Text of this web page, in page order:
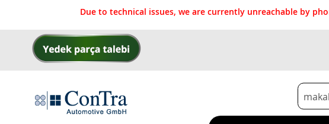
Due to technical issues, we are currently unreachable by
İçeriğe
Search